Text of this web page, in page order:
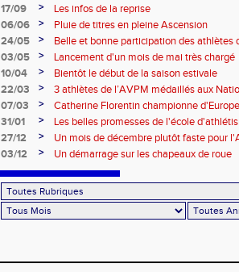
17/09
>
Les infos de la reprise
06/06
>
Pluie de titres en pleine Ascension
24/05
>
Belle et bonne participation des athlètes
03/05
>
Lancement d'un mois de mai très chargé
10/04
>
Bientôt le début de la saison estivale
22/03
>
3 athlètes de l’AVPM médaillés aux
07/03
>
Catherine Florentin championne
31/01
>
Les belles promesses de l'école
27/12
>
Un mois de décembre plutôt faste pour
03/12
> Un démarrage sur les chapeaux de roue